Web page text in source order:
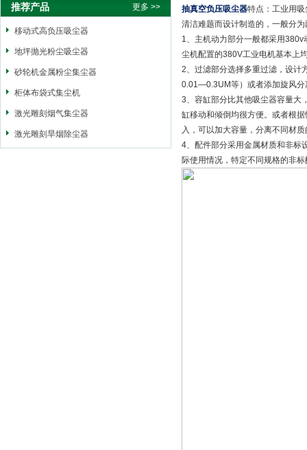
推荐产品 更多 >>
移动式高负压吸尘器
地坪抛光粉尘吸尘器
砂轮机金属粉尘集尘器
柜体布袋式集尘机
激光雕刻烟气集尘器
激光雕刻旱烟除尘器
抽真空负压吸尘器特点：工业用
清洁难题而设计制造的，一般分
1、主机动力部分一般都采用
尘机配置的380V工业电机基本上
2、过滤部分选择多重过滤，设计
0.01—0.3UM等）或者添加旋风分
3、容缸部分比其他吸尘器容量大
缸移动和倾倒均很方便。或者根
入，可以加大容量，分离不同材
4、配件部分采用金属材质和非标
际使用情况，特定不同规格的非标